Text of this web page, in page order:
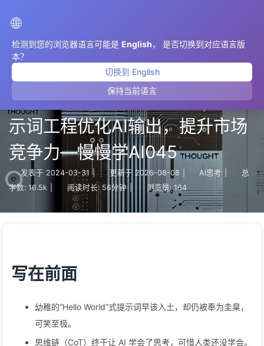
🌐
检测到您的浏览器语言可能是 English， 是否切换到对应语言版
本？
切换到 English
保持当前语言
【全方位解析】企业如何通过提
示词工程优化AI输出，提升市场
竞争力—慢慢学AI045
发表于 2024-03-31 | 更新于 2026-08-08 AI思考
总
字数: 16.5k 阅读时长: 56分钟 浏览量: 164
写在前面
幼稚的”Hello World”式提示词早该入土，却仍被奉为圭臬，
可笑至极。
思维链（CoT）终于让 AI 学会了思考，可惜人类还没学会。